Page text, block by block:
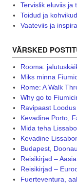
Tervislik eluviis ja
Toidud ja kohvikud
Vaateviis ja
VÄRSKED
Rooma:
Miks minna
Rome: A Walk
Why go to
Ravipaast
Kevadine Porto,
Mida teha
Kevadine
Budapest,
Reisikirjad –
Reisikirjad –
Fuerteventura,